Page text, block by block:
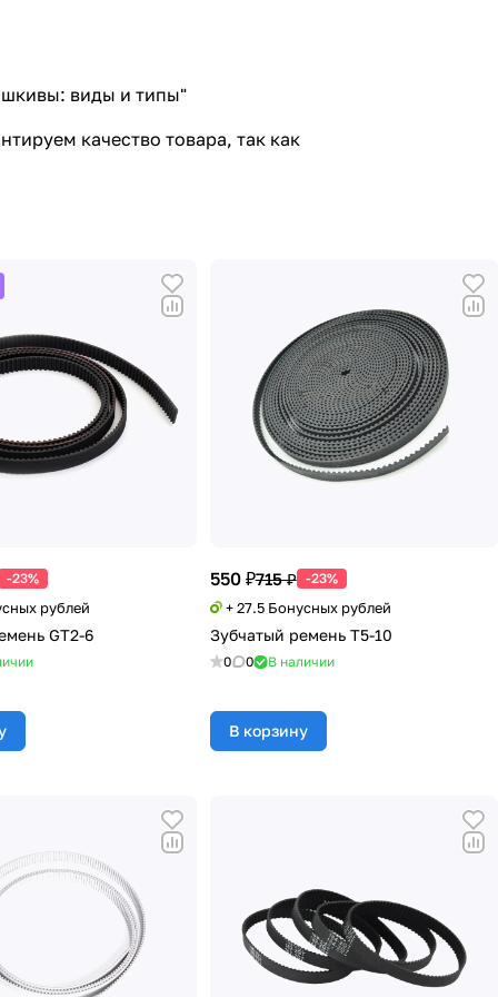
виды и типы"
качество товара, так как
-23%
рублей
GT2-6
550 ₽715 ₽ -23%
+ 27.5 Бонусных рублей
Зубчатый ремень T5-10
0 0 В наличии
В корзину